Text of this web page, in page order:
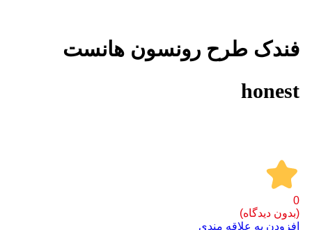
فندک طرح رونسون هانست
honest
0
(بدون دیدگاه)
افزودن به علاقه مندی